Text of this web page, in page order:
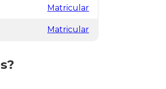
Matricular
Matricular